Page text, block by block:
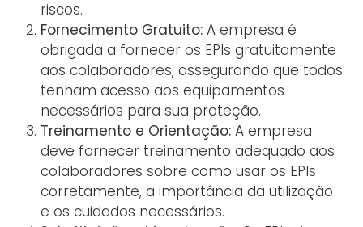
riscos.
Fornecimento Gratuito: A empresa é
obrigada a fornecer os EPIs gratuitamente
aos colaboradores, assegurando que todos
tenham acesso aos equipamentos
necessários para sua proteção.
Treinamento e Orientação: A empresa
deve fornecer treinamento adequado aos
colaboradores sobre como usar os EPIs
corretamente, a importância da utilização
e os cuidados necessários.